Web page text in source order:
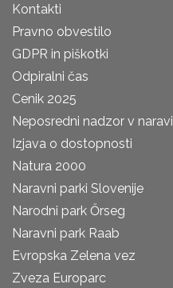
Kontakti
Pravno obvestilo
GDPR in piškotki
Odpiralni čas
Cenik 2025
Neposredni nadzor v naravi
Izjava o dostopnosti
Natura 2000
Naravni parki Slovenije
Narodni park Őrseg
Naravni park Raab
Evropska Zelena vez
Zveza Europarc